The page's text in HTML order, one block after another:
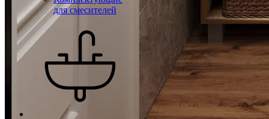
для смесителей